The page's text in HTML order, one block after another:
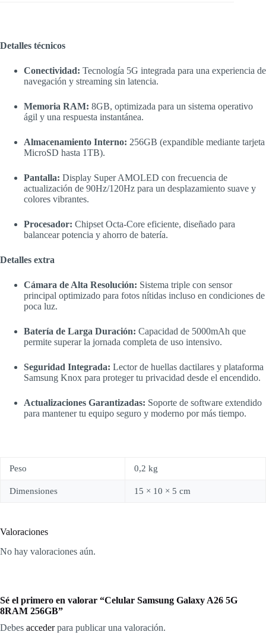
Detalles técnicos
Conectividad: Tecnología 5G integrada para una experiencia de
navegación y streaming sin latencia.
Memoria RAM: 8GB, optimizada para un sistema operativo
ágil y una respuesta instantánea.
Almacenamiento Interno: 256GB (expandible mediante tarjeta
MicroSD hasta 1TB).
Pantalla: Display Super AMOLED con frecuencia de
actualización de 90Hz/120Hz para un desplazamiento suave y
colores vibrantes.
Procesador: Chipset Octa-Core eficiente, diseñado para
balancear potencia y ahorro de batería.
Detalles extra
Cámara de Alta Resolución: Sistema triple con sensor
principal optimizado para fotos nítidas incluso en condiciones de
poca luz.
Batería de Larga Duración: Capacidad de 5000mAh que
permite superar la jornada completa de uso intensivo.
Seguridad Integrada: Lector de huellas dactilares y plataforma
Samsung Knox para proteger tu privacidad desde el encendido.
Actualizaciones Garantizadas: Soporte de software extendido
para mantener tu equipo seguro y moderno por más tiempo.
Peso 0,2 kg
Dimensiones 15 × 10 × 5 cm
Valoraciones
No hay valoraciones aún.
Sé el primero en valorar “Celular Samsung Galaxy A26 5G
8RAM 256GB”
Debes accederpara publicar una valoración.